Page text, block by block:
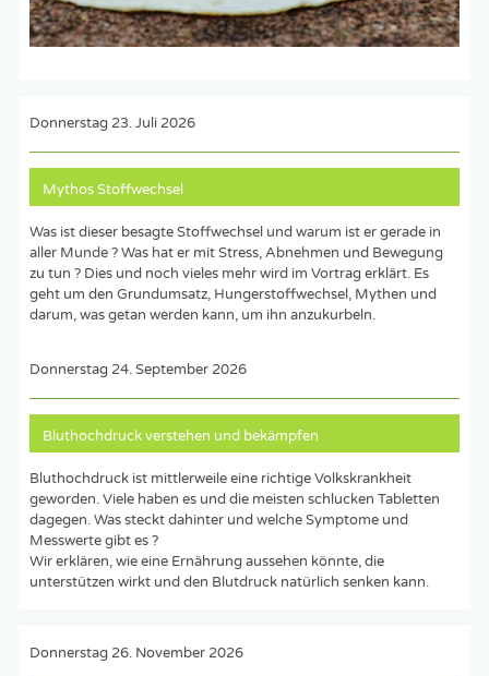
Donnerstag 23. Juli 2026
Mythos Stoffwechsel
Was ist dieser besagte Stoffwechsel und warum ist er gerade in
aller Munde ? Was hat er mit Stress, Abnehmen und Bewegung
zu tun ? Dies und noch vieles mehr wird im Vortrag erklärt. Es
geht um den Grundumsatz, Hungerstoffwechsel, Mythen und
darum, was getan werden kann, um ihn anzukurbeln.
Donnerstag 24. September 2026
Bluthochdruck verstehen und bekämpfen
Bluthochdruck ist mittlerweile eine richtige Volkskrankheit
geworden. Viele haben es und die meisten schlucken Tabletten
dagegen. Was steckt dahinter und welche Symptome und
Messwerte gibt es ?
Wir erklären, wie eine Ernährung aussehen könnte, die
unterstützen wirkt und den Blutdruck natürlich senken kann.
Donnerstag 26. November 2026